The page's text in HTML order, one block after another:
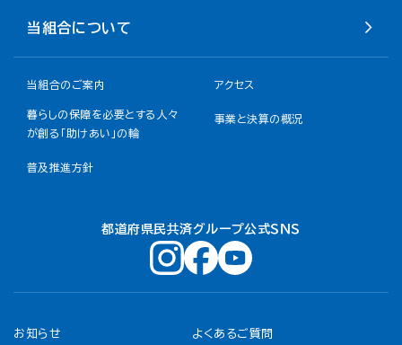
当組合について
当組合のご案内 アクセス
暮らしの保障を必要とする人々
が創る「助けあい」の輪
事業と決算の概況
普及推進方針
都道府県民共済グループ公式ＳＮＳ
お知らせ よくあるご質問